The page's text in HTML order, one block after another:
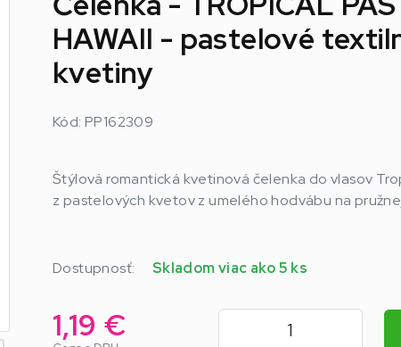
HAWAII - pastelové
kvetiny
Kód: PP162309
Štýlová romantická kvetinová čelenka do vlasov
z pastelových kvetov z umelého hodvábu na
Dostupnosť: Skladom viac ako 5 ks
1,19 €